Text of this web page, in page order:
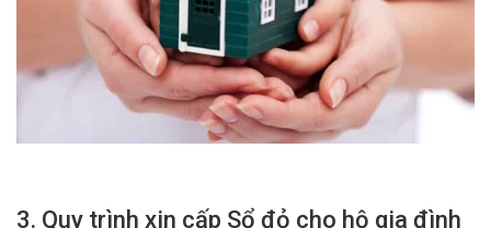
3. Quy trình xin cấp Sổ đỏ cho hộ gia đình